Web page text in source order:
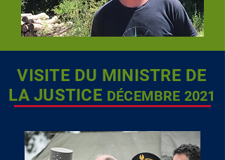
VISITE DU MINISTRE DE
LA JUSTICE DÉCEMBRE 2021